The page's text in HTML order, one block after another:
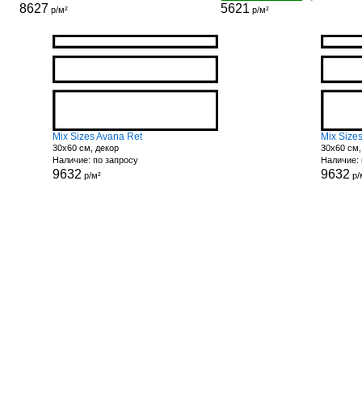
8627 р/м² 5621 р/м²
Mix Sizes Avana Ret
30x60 см, декор
Наличие: по запросу
9632 р/м²
Mix
30x60
Наличие:
9632 р/